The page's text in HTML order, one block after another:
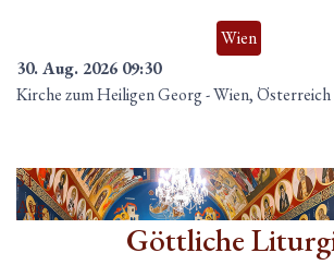
Wien
30. Aug. 2026 09:30
Kirche zum Heiligen Georg-Wien, Österreich
31
Aug.
Göttliche